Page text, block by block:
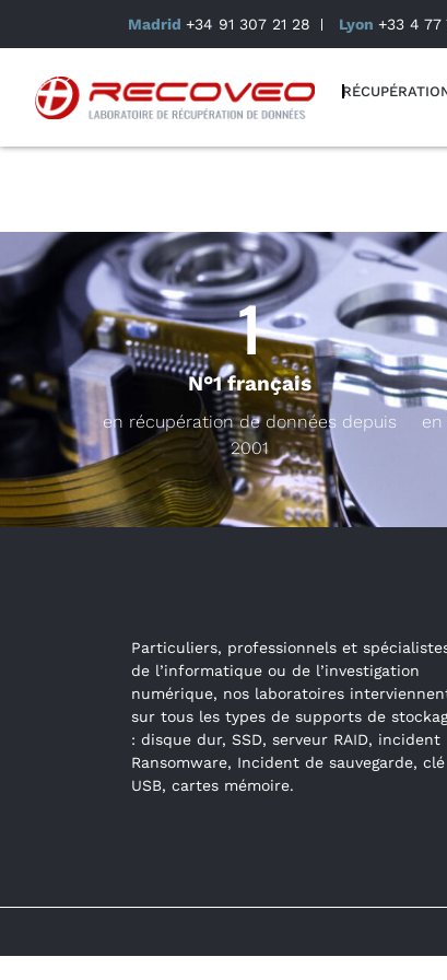
Madrid +34 91 307 21 28 Lyon +33 4 77
N°1 français
1
en récupération de données depuis
2001
en
Particuliers, professionnels et
de l’informatique ou de l’investigation
numérique, nos laboratoires
sur tous les types de supports de
: disque dur, SSD, serveur RAID, incident
Ransomware, Incident de sauvegarde, clé
USB, cartes mémoire.